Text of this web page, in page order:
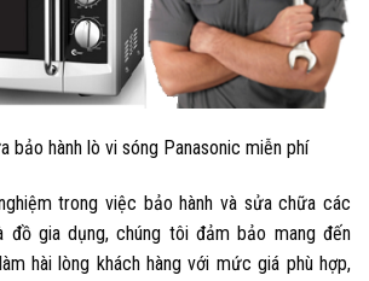
bảo hành lò vi sóng Panasonic miễn phí
trong việc bảo hành và sửa chữa các
đồ gia dụng, chúng tôi đảm bảo mang đến
hài lòng khách hàng với mức giá phù hợp,